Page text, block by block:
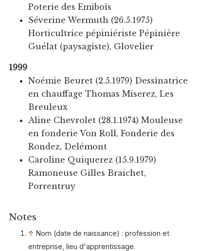
Poterie des Emibois
Séverine Wermuth (26.5.1975)
Horticultrice pépiniériste Pépinière
Guélat (paysagiste), Glovelier
1999
Noémie Beuret (2.5.1979) Dessinatrice
en chauffage Thomas Miserez, Les
Breuleux
Aline Chevrolet (28.1.1974) Mouleuse
en fonderie Von Roll, Fonderie des
Rondez, Delémont
Caroline Quiquerez (15.9.1979)
Ramoneuse Gilles Braichet,
Porrentruy
Notes
↑ Nom (date de naissance) : profession et
entreprise, lieu d'apprentissage.